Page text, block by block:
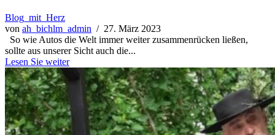
Blog_mit_Herz
von ah_bichlm_admin / 27. März 2023
So wie Autos die Welt immer weiter zusammenrücken ließen,
sollte aus unserer Sicht auch die...
Lesen Sie weiter